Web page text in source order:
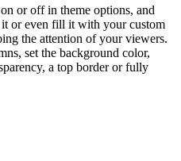
or off in theme options, and
or even fill it with your custom
the attention of your viewers.
set the background color,
a top border or fully